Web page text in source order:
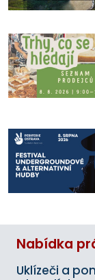
Nabídka
Uklízeči a